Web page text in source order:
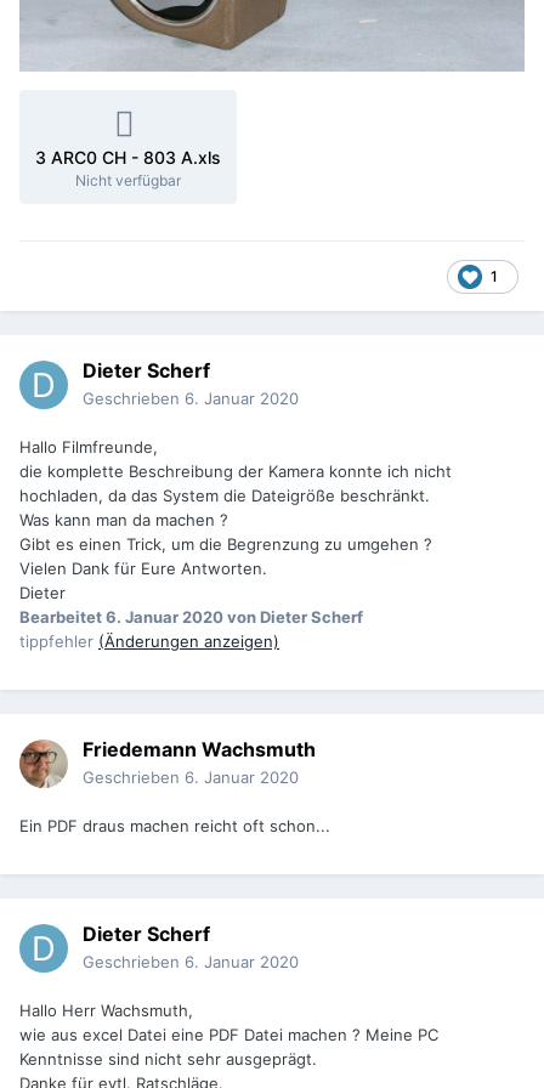
3 ARC0 CH - 803 A.xls
Nicht verfügbar
1
Dieter Scherf
Geschrieben 6. Januar 2020
Hallo Filmfreunde,
die komplette Beschreibung der Kamera konnte ich nicht
hochladen, da das System die Dateigröße beschränkt.
Was kann man da machen ?
Gibt es einen Trick, um die Begrenzung zu umgehen ?
Vielen Dank für Eure Antworten.
Dieter
Bearbeitet6. Januar 2020von Dieter Scherf
tippfehler (Änderungen anzeigen)
Friedemann Wachsmuth
Geschrieben 6. Januar 2020
Ein PDF draus machen reicht oft schon...
Dieter Scherf
Geschrieben 6. Januar 2020
Hallo Herr Wachsmuth,
wie aus excel Datei eine PDF Datei machen ? Meine PC
Kenntnisse sind nicht sehr ausgeprägt.
Danke für evtl. Ratschläge.